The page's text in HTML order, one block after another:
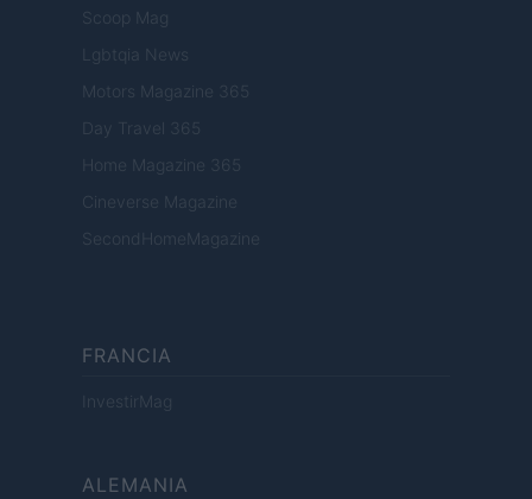
Scoop Mag
Lgbtqia News
Motors Magazine 365
Day Travel 365
Home Magazine 365
Cineverse Magazine
SecondHomeMagazine
FRANCIA
InvestirMag
ALEMANIA